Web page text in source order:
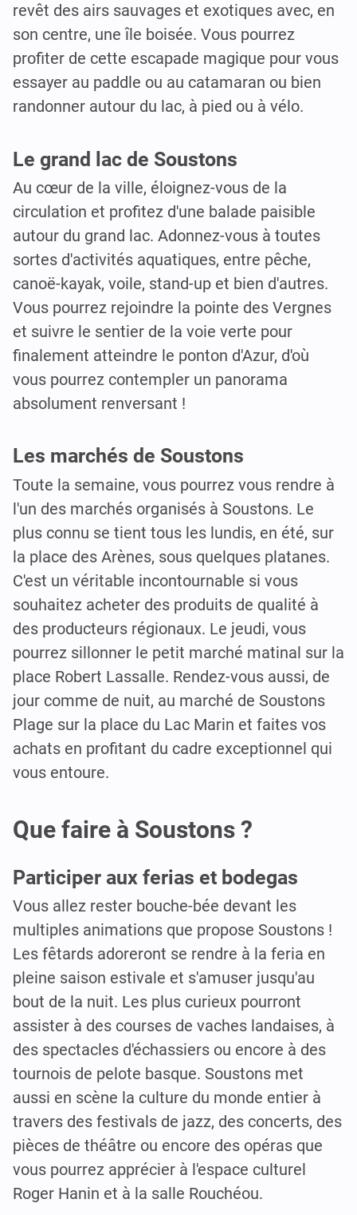
revêt des airs sauvages et exotiques avec, en
son centre, une île boisée. Vous pourrez
profiter de cette escapade magique pour vous
essayer au paddle ou au catamaran ou bien
randonner autour du lac, à pied ou à vélo.
Le grand lac de Soustons
Au cœur de la ville, éloignez-vous de la
circulation et profitez d'une balade paisible
autour du grand lac. Adonnez-vous à toutes
sortes d'activités aquatiques, entre pêche,
canoë-kayak, voile, stand-up et bien d'autres.
Vous pourrez rejoindre la pointe des Vergnes
et suivre le sentier de la voie verte pour
finalement atteindre le ponton d'Azur, d'où
vous pourrez contempler un panorama
absolument renversant !
Les marchés de Soustons
Toute la semaine, vous pourrez vous rendre à
l'un des marchés organisés à Soustons. Le
plus connu se tient tous les lundis, en été, sur
la place des Arènes, sous quelques platanes.
C'est un véritable incontournable si vous
souhaitez acheter des produits de qualité à
des producteurs régionaux. Le jeudi, vous
pourrez sillonner le petit marché matinal sur la
place Robert Lassalle. Rendez-vous aussi, de
jour comme de nuit, au marché de Soustons
Plage sur la place du Lac Marin et faites vos
achats en profitant du cadre exceptionnel qui
vous entoure.
Que faire à Soustons ?
Participer aux ferias et bodegas
Vous allez rester bouche-bée devant les
multiples animations que propose Soustons !
Les fêtards adoreront se rendre à la feria en
pleine saison estivale et s'amuser jusqu'au
bout de la nuit. Les plus curieux pourront
assister à des courses de vaches landaises, à
des spectacles d'échassiers ou encore à des
tournois de pelote basque. Soustons met
aussi en scène la culture du monde entier à
travers des festivals de jazz, des concerts, des
pièces de théâtre ou encore des opéras que
vous pourrez apprécier à l'espace culturel
Roger Hanin et à la salle Rouchéou.